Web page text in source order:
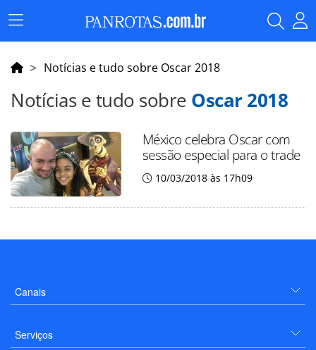
Menu
Principal
Notícias e tudo sobre Oscar 2018
Notícias e tudo sobre Oscar 2018
México celebra Oscar com
sessão especial para o trade
10/03/2018 às 17h09
Canais
Serviços